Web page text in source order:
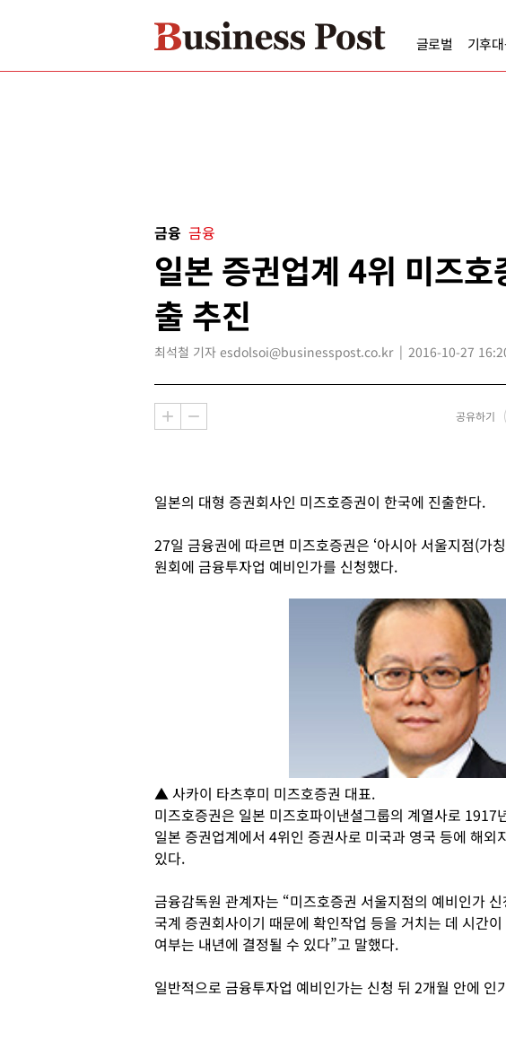
글로벌 기후
금융 금융
일본 증권업계 4위 미즈호
출 추진
최석철 기자 esdolsoi@businesspost.co.kr 2016-10-27
공유하기
일본의 대형 증권회사인 미즈호증권이 한국에 진출한다.
27일 금융권에 따르면 미즈호증권은 ‘아시아 서울지점(가
원회에 금융투자업 예비인가를 신청했다.
▲ 사카이 타츠후미 미즈호증권 대표.
미즈호증권은 일본 미즈호파이낸셜그룹의 계열사로 1917
일본 증권업계에서 4위인 증권사로 미국과 영국 등에 해외
있다.
금융감독원 관계자는 “미즈호증권 서울지점의 예비인가
국계 증권회사이기 때문에 확인작업 등을 거치는 데 시간
여부는 내년에 결정될 수 있다”고 말했다.
일반적으로 금융투자업 예비인가는 신청 뒤 2개월 안에 인